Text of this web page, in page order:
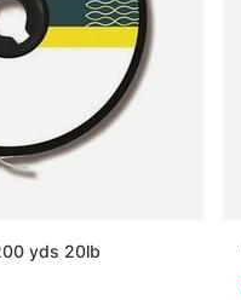
yds 20lb